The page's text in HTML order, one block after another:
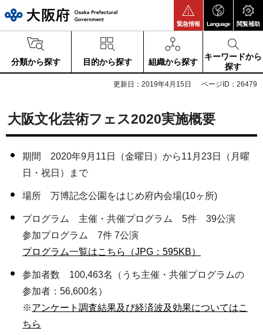
緊急情報 Language 閲覧補助
分類から探す 目的から探す 組織から探す
キーワードから
探す
更新日：2019年4月15日 ページID：26479
大阪文化芸術フェス2020実施概要
期間 2020年9月11日（金曜日）から11月23日（月曜
日・祝日）まで
場所 万博記念公園をはじめ府内会場(10ヶ所)
プログラム 主催・共催プログラム 5件 39公演
参加プログラム 7件 7公演
プログラム一覧はこちら（JPG：595KB）
参加者数 100,463名（うち主催・共催プログラムの
参加者：56,600名）
※アンケート調査結果及び経済波及効果についてはこ
ちら